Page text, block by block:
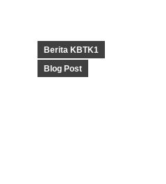
Berita KBTK1
Blog Post